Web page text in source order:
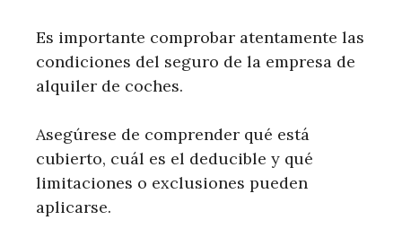
Es importante comprobar atentamente las
condiciones del seguro de la empresa de
alquiler de coches.
Asegúrese de comprender qué está
cubierto, cuál es el deducible y qué
limitaciones o exclusiones pueden
aplicarse.